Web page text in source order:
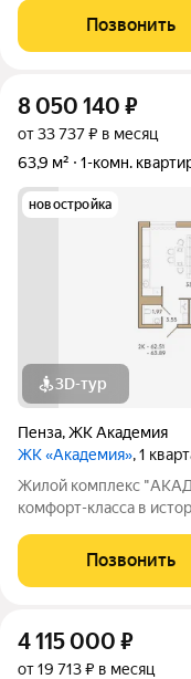
своей архитектурой Клинкерная плитка и композитные панели
Позвонить
8 050 140 ₽
от 33 737 ₽ в месяц
63,9 м²
1-комн.
новостройка
3D-тур
Пенза,ЖК Академия
ЖК «Академия», 1
Жилой комплекс "АКАДЕМИЯ" это
комфорт-класса в
оправе высоких
жилого комплекса: 1.
Позвонить
4 115 000 ₽
от 19 713 ₽ в месяц